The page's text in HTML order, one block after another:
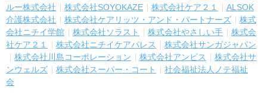
ルー株式会社
株式会社SOYOKAZE 株式会社ケア２１
ALSOK
介護株式会社
株式会社ケアリッツ・アンド・パートナーズ
株式
会社ニチイ学館
株式会社ソラスト 株式会社やさしい手
株式会
社ケア２１
株式会社ニチイケアパレス
株式会社サンガジャパン
株式会社川島コーポレーション
株式会社アンビス
株式会社サ
ンウェルズ
株式会社スーパー・コート
社会福祉法人ノテ福祉
会